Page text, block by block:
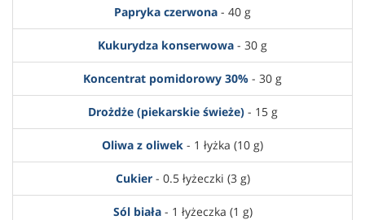
Papryka czerwona - 40 g
Kukurydza konserwowa - 30 g
Koncentrat pomidorowy 30% - 30 g
Drożdże (piekarskie świeże)- 15 g
Oliwa z oliwek - 1 łyżka (10 g)
Cukier- 0.5 łyżeczki (3 g)
Sól biała- 1 łyżeczka (1 g)